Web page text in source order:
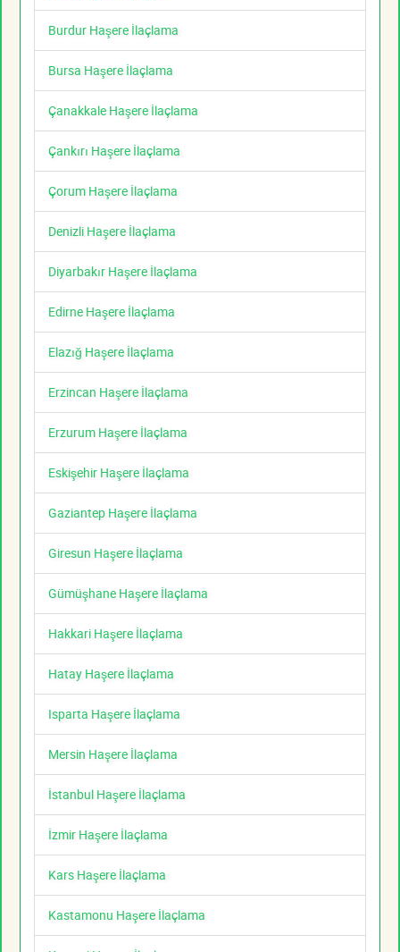
Burdur Haşere İlaçlama
Bursa Haşere İlaçlama
Çanakkale Haşere İlaçlama
Çankırı Haşere İlaçlama
Çorum Haşere İlaçlama
Denizli Haşere İlaçlama
Diyarbakır Haşere İlaçlama
Edirne Haşere İlaçlama
Elazığ Haşere İlaçlama
Erzincan Haşere İlaçlama
Erzurum Haşere İlaçlama
Eskişehir Haşere İlaçlama
Gaziantep Haşere İlaçlama
Giresun Haşere İlaçlama
Gümüşhane Haşere İlaçlama
Hakkari Haşere İlaçlama
Hatay Haşere İlaçlama
Isparta Haşere İlaçlama
Mersin Haşere İlaçlama
İstanbul Haşere İlaçlama
İzmir Haşere İlaçlama
Kars Haşere İlaçlama
Kastamonu Haşere İlaçlama